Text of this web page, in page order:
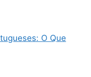
O Que